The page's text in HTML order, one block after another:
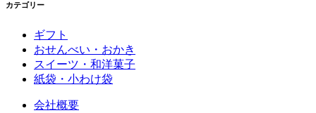
カテゴリー
ギフト
おせんべい・おかき
スイーツ・和洋菓子
紙袋・小わけ袋
会社概要